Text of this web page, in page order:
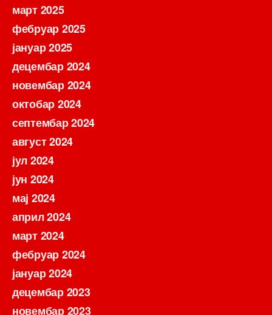
март 2025
фебруар 2025
јануар 2025
децембар 2024
новембар 2024
октобар 2024
септембар 2024
август 2024
јул 2024
јун 2024
мај 2024
април 2024
март 2024
фебруар 2024
јануар 2024
децембар 2023
новембар 2023